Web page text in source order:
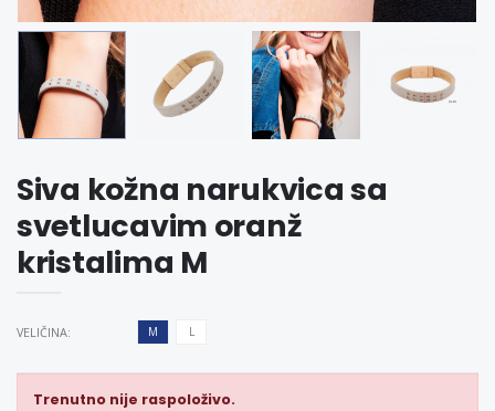
Siva kožna narukvica sa
svetlucavim oranž
kristalima M
VELIČINA: M L
Trenutno nije raspoloživo.